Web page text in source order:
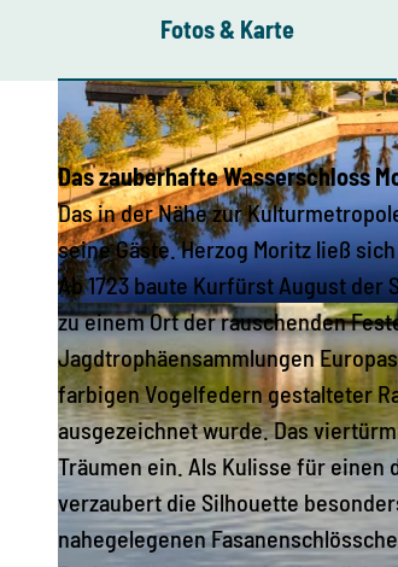
© Schlösserland Sachsen, Marcel & Patrick Quietzsch | KI-optimiert
Fotos & Karte
Das zauberhafte Wasserschloss
Das in der Nähe zur
seine Gäste. Herzog Moritz ließ
Ab 1723 baute Kurfürst August der
zu einem Ort der rauschenden
Jagdtrophäensammlungen
farbigen Vogelfedern gestalteter
ausgezeichnet wurde. Das
Träumen ein. Als Kulisse für einen
verzaubert die Silhouette
nahegelegenen